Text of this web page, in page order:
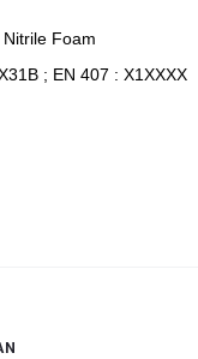
Foam
; EN 407 : X1XXXX